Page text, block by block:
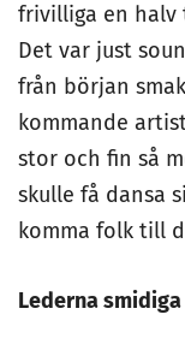
frivilliga en halv
Det var just
från början
kommande
stor och fin så
skulle få dansa
komma folk till
Lederna smidiga